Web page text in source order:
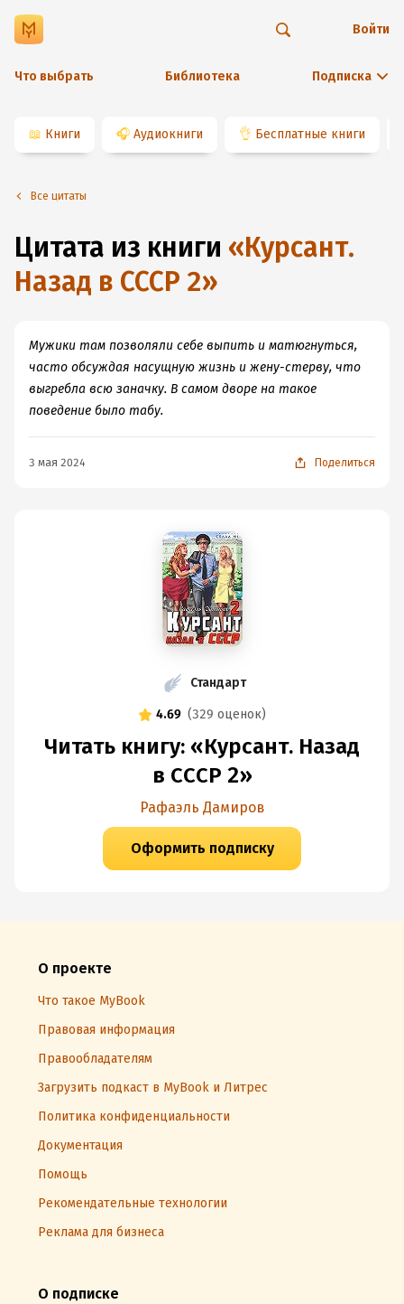
Что выбрать Библиотека Подписка
Войти
📖 Книги 🎧 Аудиокниги 👌 Бесплатные книги
Все цитаты
Цитата из книги «Курсант.
Назад в СССР 2»
Мужики там позволяли себе выпить и матюгнуться,
часто обсуждая насущную жизнь и жену-стерву, что
выгребла всю заначку. В самом дворе на такое
поведение было табу.
3 мая 2024 Поделиться
Стандарт
4.69 (329 оценок)
Читать книгу: «Курсант. Назад
в СССР 2»
Рафаэль Дамиров
Оформить подписку
О проекте
Что такое MyBook
Правовая информация
Правообладателям
Загрузить подкаст в MyBook и Литрес
Политика конфиденциальности
Документация
Помощь
Рекомендательные технологии
Реклама для бизнеса
О подписке